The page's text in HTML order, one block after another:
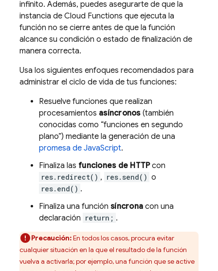
infinito. Además, puedes asegurarte de que la
instancia de Cloud Functions que ejecuta la
función no se cierre antes de que la función
alcance su condición o estado de finalización de
manera correcta.
Usa los siguientes enfoques recomendados para
administrar el ciclo de vida de tus funciones:
Resuelve funciones que realizan
procesamientos asíncronos(también
conocidas como “funciones en segundo
plano”) mediante la generación de una
promesa de JavaScript.
Finaliza las funciones de HTTPcon
res.redirect() , res.send() o
res.end() .
Finaliza una función síncrona con una
declaración return; .
Precaución:En todos los casos, procura evitar
cualquier situación en la que el resultado de la función
vuelva a activarla; por ejemplo, una función que se active